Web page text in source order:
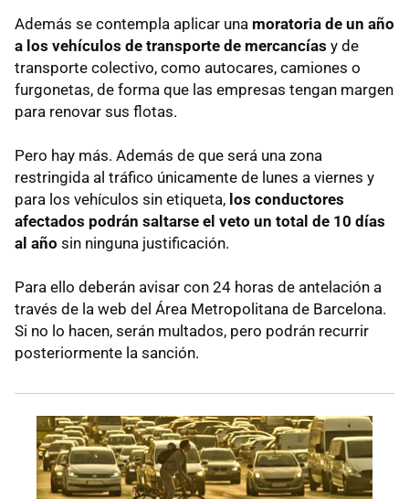
Además se contempla aplicar una moratoria de un año
a los vehículos de transporte de mercancías y de
transporte colectivo, como autocares, camiones o
furgonetas, de forma que las empresas tengan margen
para renovar sus flotas.
Pero hay más. Además de que será una zona
restringida al tráfico únicamente de lunes a viernes y
para los vehículos sin etiqueta, los conductores
afectados podrán saltarse el veto un total de 10 días
al año sin ninguna justificación.
Para ello deberán avisar con 24 horas de antelación a
través de la web del Área Metropolitana de Barcelona.
Si no lo hacen, serán multados, pero podrán recurrir
posteriormente la sanción.